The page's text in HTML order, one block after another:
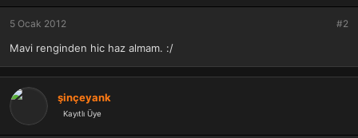
5 Ocak 2012 #2
Mavi renginden hic haz almam. :/
şinçeyank
Kayıtlı Üye